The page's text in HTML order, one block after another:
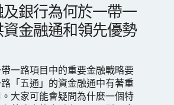
銀行為何於一帶一
金融通和領先優勢
一路項目中的重要金融戰略要
「五通」的資金融通中有著重
大家可能會疑問為什麼一個特